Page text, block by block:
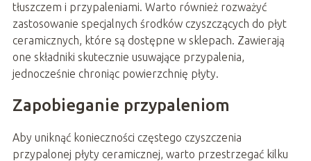
tłuszczem i przypaleniami. Warto również rozważyć
zastosowanie specjalnych środków czyszczących do płyt
ceramicznych, które są dostępne w sklepach. Zawierają
one składniki skutecznie usuwające przypalenia,
jednocześnie chroniąc powierzchnię płyty.
Zapobieganie przypaleniom
Aby uniknąć konieczności częstego czyszczenia
przypalonej płyty ceramicznej, warto przestrzegać kilku